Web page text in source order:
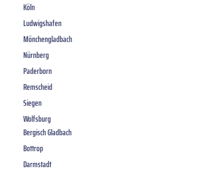
Köln
Ludwigshafen
Mönchengladbach
Nürnberg
Paderborn
Remscheid
Siegen
Wolfsburg
Bergisch Gladbach
Bottrop
Darmstadt